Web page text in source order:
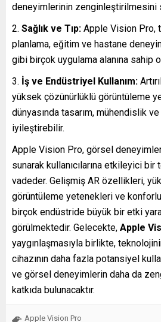
deneyimlerinin zenginleştirilmesini
Sağlık ve Tıp: Apple Vision Pro,
planlama, eğitim ve hastane
gibi birçok uygulama alanına sahip
İş ve Endüstriyel Kullanım:
yüksek çözünürlüklü görüntüleme
dünyasında tasarım, mühendislik
iyileştirebilir.
Apple Vision Pro, görsel
sunarak kullanıcılarına etkileyici
vadeder. Gelişmiş AR özellikleri,
görüntüleme yetenekleri ve konforlu
birçok endüstride büyük bir etki
görülmektedir. Gelecekte, Apple
yaygınlaşmasıyla birlikte,
cihazının daha fazla potansiyel
ve görsel deneyimlerin daha da
katkıda bulunacaktır.
Apple Vision Pro